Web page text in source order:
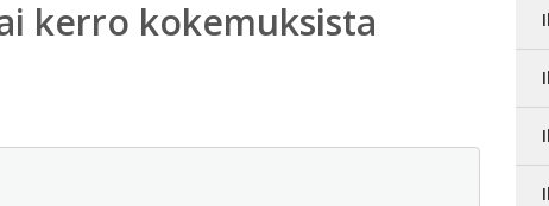
kerro kokemuksista